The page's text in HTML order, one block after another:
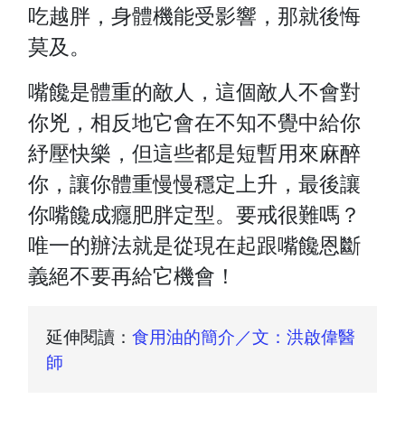
吃越胖，身體機能受影響，那就後悔
莫及。
嘴饞是體重的敵人，這個敵人不會對
你兇，相反地它會在不知不覺中給你
紓壓快樂，但這些都是短暫用來麻醉
你，讓你體重慢慢穩定上升，最後讓
你嘴饞成癮肥胖定型。要戒很難嗎？
唯一的辦法就是從現在起跟嘴饞恩斷
義絕不要再給它機會！
延伸閱讀：食用油的簡介／文：洪啟偉醫
師